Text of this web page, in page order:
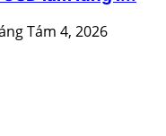
Tám 4, 2026